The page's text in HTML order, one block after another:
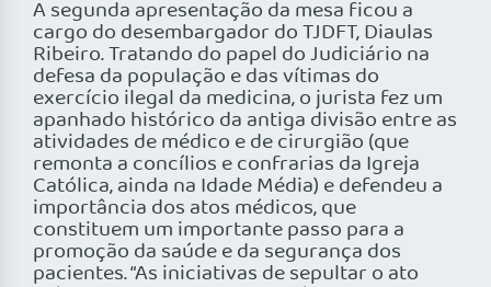
A segunda apresentação da mesa ficou a
cargo do desembargador do TJDFT, Diaulas
Ribeiro. Tratando do papel do Judiciário na
defesa da população e das vítimas do
exercício ilegal da medicina, o jurista fez um
apanhado histórico da antiga divisão entre as
atividades de médico e de cirurgião (que
remonta a concílios e confrarias da Igreja
Católica, ainda na Idade Média) e defendeu a
importância dos atos médicos, que
constituem um importante passo para a
promoção da saúde e da segurança dos
pacientes. “As iniciativas de sepultar o ato